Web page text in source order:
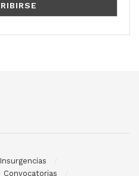
Insurgencias
Convocatorias